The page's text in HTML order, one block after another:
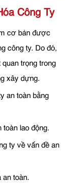
Công Ty
cơ bản được
công ty. Do đó,
trọng trong
xây dựng.
an toàn bằng
lao động.
ty về vấn đề an
an toàn.